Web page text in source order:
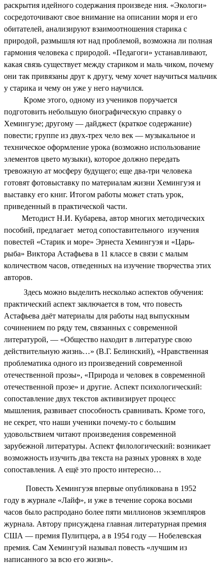
раскрытия идейного содержания произведе ния. «Экологи»
сосредоточивают свое внимание на описании моря и его
обитателей, анализируют взаимоотношения старика с
природой, размышля ют над проблемой, возможна ли полная
гармония человека с природой. «Педагоги» устанавливают,
какая связь существует между стариком и маль чиком, почему
они так привязаны друг к другу, чему хочет научиться мальчик
у старика и чему он уже у него научился.
Кроме этого, одному из учеников поручается
подготовить небольшую биографическую справку о
Хемингуэе; другому — дайджест (краткое содержание)
повести; группе из двух-трех чело век — музыкальное и
техническое оформление урока (возможно использование
элементов цвето музыки), которое должно передать
тревожную ат мосферу будущего; еще два-три человека
готовят фотовыставку по материалам жизни Хемингуэя и
выставку его книг. Итогом работы может стать урок,
приведенный в практической части.
Методист Н.И. Кубарева, автор многих методических
пособий, предлагает метод сопоставительного изучения
повестей «Старик и море» Эрнеста Хемингуэя и «Царь-
рыба» Виктора Астафьева в 11 классе в связи с малым
количеством часов, отведенных на изучение творчества этих
авторов.
Здесь можно выделить несколько аспектов обучения:
практический аспект заключается в том, что повесть
Астафьева даёт материалы для работы над выпускным
сочинением по ряду тем, связанных с современной
литературой, — «Общество находит в литературе свою
действительную жизнь…» (В.Г. Белинский), «Нравственная
проблематика одного из произведений современной
отечественной прозы», «Природа и человек в современной
отечественной прозе» и другие. Аспект психологический:
сопоставление двух текстов активизирует процесс
мышления, развивает способность сравнивать. Кроме того,
не секрет, что наши ученики почему-то с большим
удовольствием читают произведения современной
зарубежной литературы. Аспект филологический: возникает
возможность изучить два текста на разных уровнях в ходе
сопоставления. А ещё это просто интересно…
Повесть Хемингуэя впервые опубликована в 1952
году в журнале «Лайф», и уже в течение сорока восьми
часов было распродано более пяти миллионов экземпляров
журнала. Автору присуждена главная литературная премия
США — премия Пулитцера, а в 1954 году — Нобелевская
премия. Сам Хемингуэй называл повесть «лучшим из
написанного за всю его жизнь».